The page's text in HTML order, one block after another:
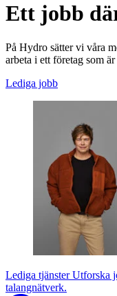
Ett jobb
På Hydro sätter vi våra
arbeta i ett företag som
Lediga jobb
Lediga tjänster Utforska
talangnätverk.